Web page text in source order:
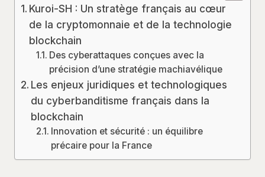
Kuroi-SH : Un stratège français au cœur
de la cryptomonnaie et de la technologie
blockchain
Des cyberattaques conçues avec la
précision d’une stratégie machiavélique
Les enjeux juridiques et technologiques
du cyberbanditisme français dans la
blockchain
Innovation et sécurité : un équilibre
précaire pour la France